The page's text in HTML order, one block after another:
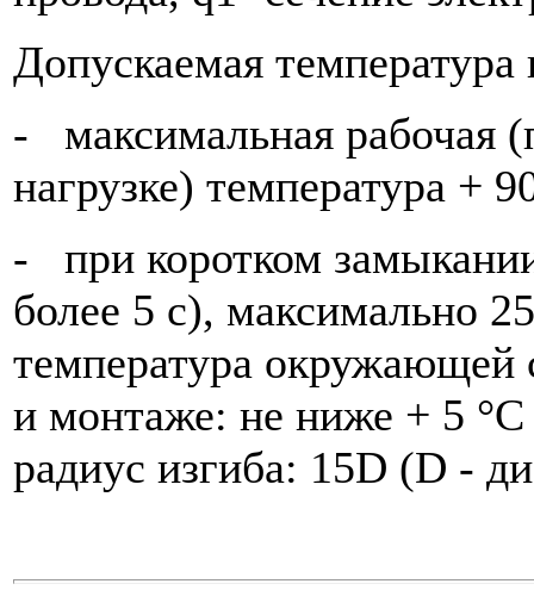
Допускаемая температура
- максимальная рабочая
нагрузке) температура +
- при коротком
более 5 с), максимально
температура окружающей
и монтаже: не ниже + 5
радиус изгиба: 15D (D -